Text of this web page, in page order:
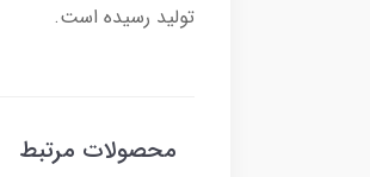
تولید رسیده است.
محصولات مرتبط